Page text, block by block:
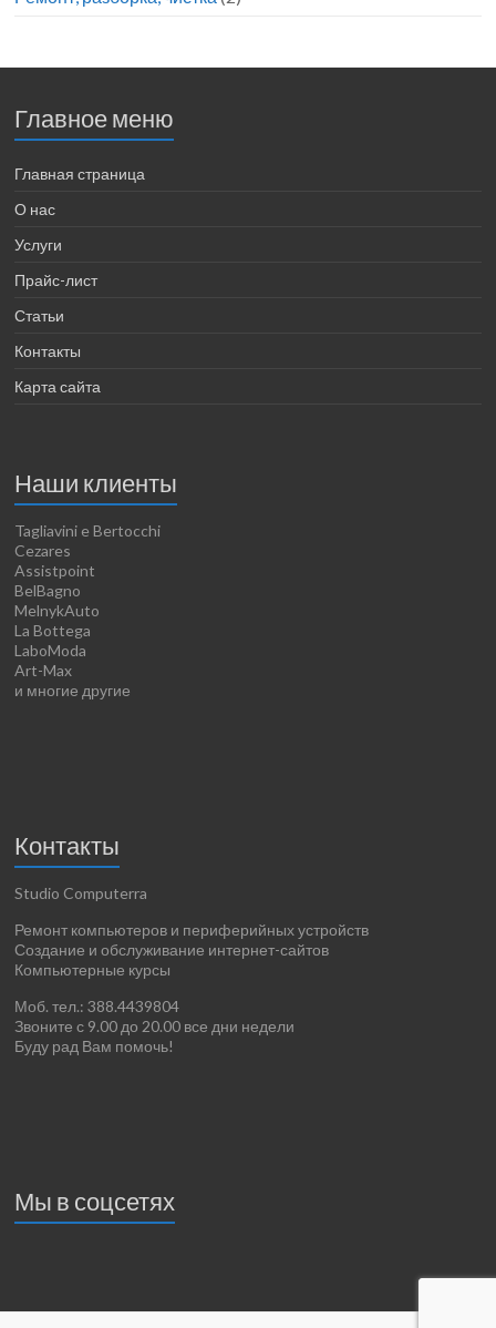
Главное меню
Главная страница
О нас
Услуги
Прайс-лист
Статьи
Контакты
Карта сайта
Наши клиенты
Tagliavini e Bertocchi
Cezares
Assistpoint
BelBagno
MelnykAuto
La Bottega
LaboModa
Art-Max
и многие другие
Контакты
Studio Computerra
Ремонт компьютеров и периферийных устройств
Создание и обслуживание интернет-сайтов
Компьютерные курсы
Моб. тел.: 388.4439804
Звоните с 9.00 до 20.00 все дни недели
Буду рад Вам помочь!
Мы в соцсетях